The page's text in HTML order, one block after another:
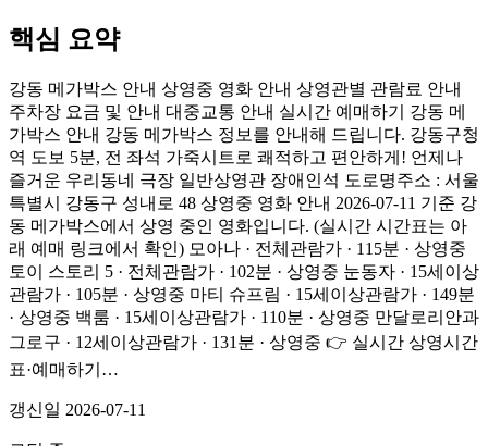
핵심 요약
강동 메가박스 안내 상영중 영화 안내 상영관별 관람료 안내
주차장 요금 및 안내 대중교통 안내 실시간 예매하기 강동 메
가박스 안내 강동 메가박스 정보를 안내해 드립니다. 강동구청
역 도보 5분, 전 좌석 가죽시트로 쾌적하고 편안하게! 언제나
즐거운 우리동네 극장 일반상영관 장애인석 도로명주소 : 서울
특별시 강동구 성내로 48 상영중 영화 안내 2026-07-11 기준 강
동 메가박스에서 상영 중인 영화입니다. (실시간 시간표는 아
래 예매 링크에서 확인) 모아나 · 전체관람가 · 115분 · 상영중
토이 스토리 5 · 전체관람가 · 102분 · 상영중 눈동자 · 15세이상
관람가 · 105분 · 상영중 마티 슈프림 · 15세이상관람가 · 149분
· 상영중 백룸 · 15세이상관람가 · 110분 · 상영중 만달로리안과
그로구 · 12세이상관람가 · 131분 · 상영중 👉 실시간 상영시간
표·예매하기…
갱신일 2026-07-11